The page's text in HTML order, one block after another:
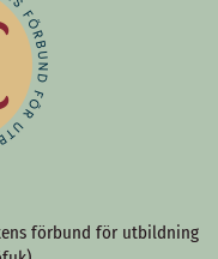
förbund för utbildning